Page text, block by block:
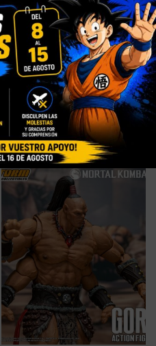
AGOTADO
[PRE-ORDER MARZO 2021]
STORM COLLECTIBLES 1/12
TEKKEN 7 JIN KAZAMA – 17
86,90€